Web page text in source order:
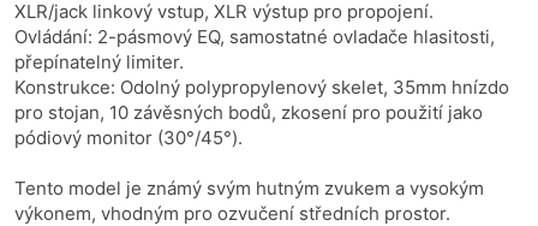
XLR/jack linkový vstup, XLR výstup pro propojení.
Ovládání: 2-pásmový EQ, samostatné ovladače hlasitosti,
přepínatelný limiter.
Konstrukce: Odolný polypropylenový skelet, 35mm hnízdo
pro stojan, 10 závěsných bodů, zkosení pro použití jako
pódiový monitor (30°/45°).
Tento model je známý svým hutným zvukem a vysokým
výkonem, vhodným pro ozvučení středních prostor.